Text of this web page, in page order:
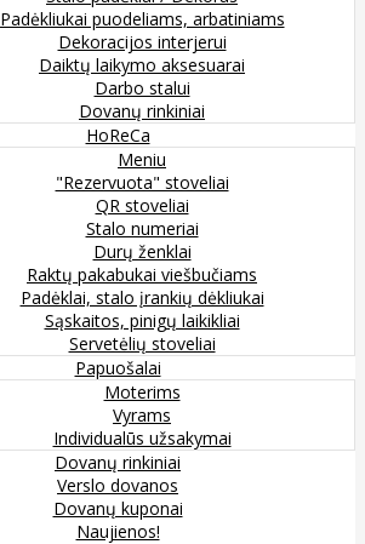
Padėkliukai puodeliams, arbatiniams
Dekoracijos interjerui
Daiktų laikymo aksesuarai
Darbo stalui
Dovanų rinkiniai
HoReCa
Meniu
"Rezervuota" stoveliai
QR stoveliai
Stalo numeriai
Durų ženklai
Raktų pakabukai viešbučiams
Padėklai, stalo įrankių dėkliukai
Sąskaitos, pinigų laikikliai
Servetėlių stoveliai
Papuošalai
Moterims
Vyrams
Individualūs užsakymai
Dovanų rinkiniai
Verslo dovanos
Dovanų kuponai
Naujienos!